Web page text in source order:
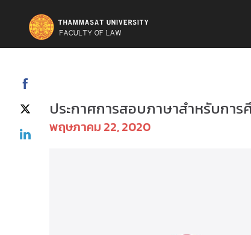
ประกาศการสอบภาษาสำหรับกา
พฤษภาคม 22, 2020